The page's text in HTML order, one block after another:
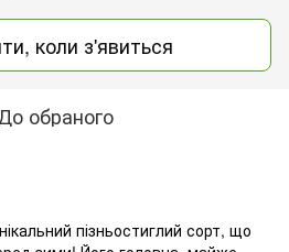
коли з'явиться
обраного
пізньостиглий сорт, що